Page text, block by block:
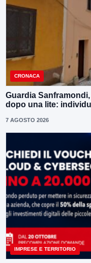
CRONACA
Guardia
dopo una lite:
7 AGOSTO 2026
IMPRESE E TERRITORIO